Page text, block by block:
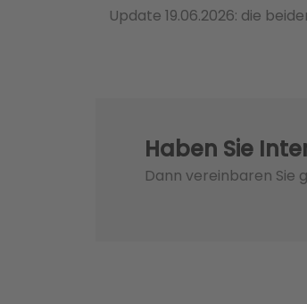
Update 19.06.2026: die
Haben Sie
Dann vereinbaren Sie